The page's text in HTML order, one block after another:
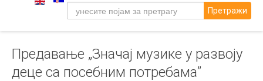
Уметност
Музичка уметност
Примењена и ликовна уметност
Претражи
Предавање „Значај музике у развоју
деце са посебним потребама”